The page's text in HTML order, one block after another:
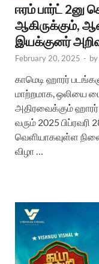
ஈரம் பார்ட் 2னு
ஆகிருக்கும்,
இயக்குனர்
February 20, 2025 - by
காமெடி ஹாரர்
மாற்றமாக, ஒலியை
அதிரவைக்கும் ஹாரர்
வரும் 2025
வெளியாகவுள்ள
விழா …